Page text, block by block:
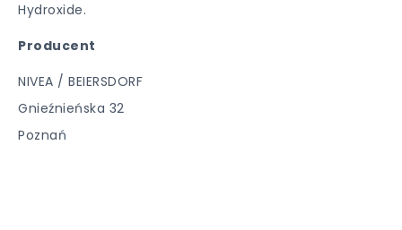
Hydroxide.
Producent
NIVEA / BEIERSDORF
Gnieźnieńska 32
Poznań